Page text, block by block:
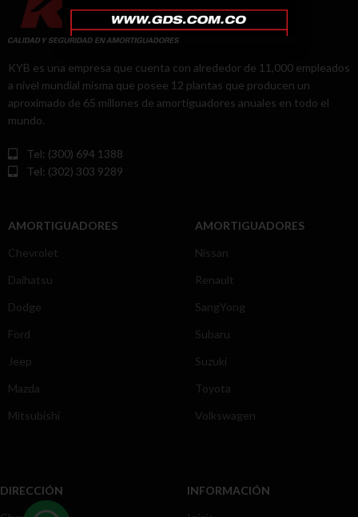
KYB es una empresa que cuenta con alrededor de 11,000 empleados
a nivel mundial misma que posee 12 plantas que producen un
aproximado de 65 millones de amortiguadores anuales en todo el
mundo.
Tel: (300) 694 1388
Tel: (302) 303 9289
AMORTIGUADORES
Chevrolet
Daihatsu
Dodge
Ford
Jeep
Mazda
Mitsubishi
AMORTIGUADORES
Nissan
Renault
SangYong
Subaru
Suzuki
Toyota
Volkswagen
DIRECCIÓN
INFORMACIÓN